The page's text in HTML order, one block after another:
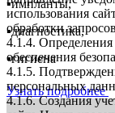
▪️импланты,
▪️диагностика,
▪️гигиена
Узнать подробнее
использования
обработки
4.1.4. Определения
обеспечения
4.1.5.
персональных
4.1.6. Создания